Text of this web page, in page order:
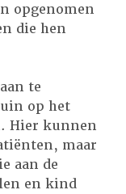
opgenomen
die hen
te
op het
Hier kunnen
maar
aan de
en kind